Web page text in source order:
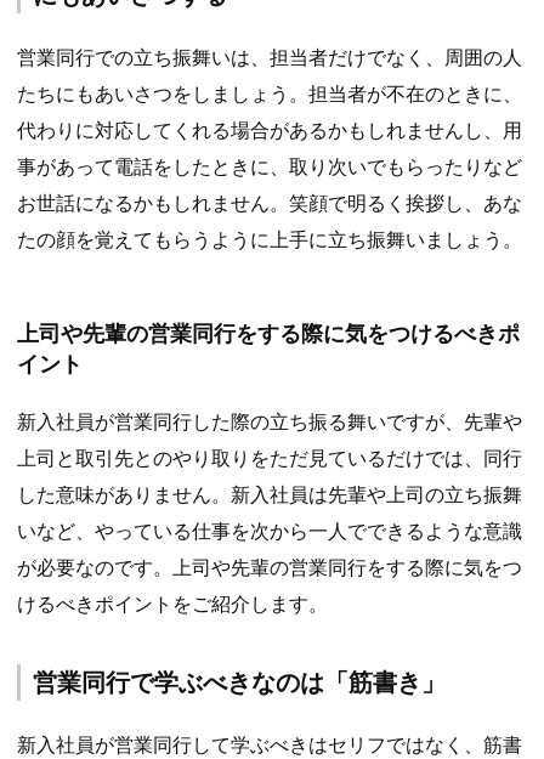
営業同行での立ち振舞いは、担当者だけでなく、周囲の人
たちにもあいさつをしましょう。担当者が不在のときに、
代わりに対応してくれる場合があるかもしれませんし、用
事があって電話をしたときに、取り次いでもらったりなど
お世話になるかもしれません。笑顔で明るく挨拶し、あな
たの顔を覚えてもらうように上手に立ち振舞いましょう。
上司や先輩の営業同行をする際に気をつけるべきポ
イント
新入社員が営業同行した際の立ち振る舞いですが、先輩や
上司と取引先とのやり取りをただ見ているだけでは、同行
した意味がありません。新入社員は先輩や上司の立ち振舞
いなど、やっている仕事を次から一人でできるような意識
が必要なのです。上司や先輩の営業同行をする際に気をつ
けるべきポイントをご紹介します。
営業同行で学ぶべきなのは「筋書き」
新入社員が営業同行して学ぶべきはセリフではなく、筋書